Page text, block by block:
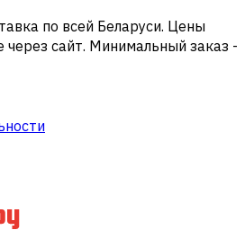
по всей Беларуси. Цены
через сайт. Минимальный заказ -